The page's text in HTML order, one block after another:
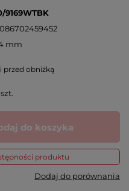
9169WTBK
mm
przed obniżką
szt.
do koszyka
produktu
Dodaj do porównania